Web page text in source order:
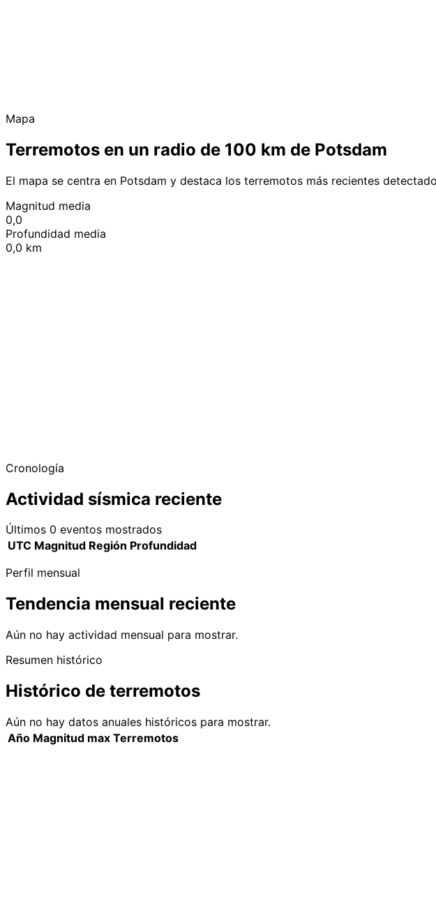
Mapa
Terremotos en un radio de 100 km de Potsdam
El mapa se centra en Potsdam y destaca los terremotos más recientes
Magnitud media
0,0
Profundidad media
0,0 km
Cronología
Actividad sísmica reciente
Últimos 0 eventos mostrados
UTC Magnitud Región Profundidad
Perfil mensual
Tendencia mensual reciente
Aún no hay actividad mensual para mostrar.
Resumen histórico
Histórico de terremotos
Aún no hay datos anuales históricos para mostrar.
Año Magnitud max Terremotos